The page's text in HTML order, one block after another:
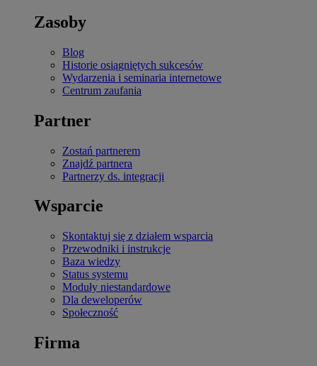
Zasoby
Blog
Historie osiągniętych sukcesów
Wydarzenia i seminaria internetowe
Centrum zaufania
Partner
Zostań partnerem
Znajdź partnera
Partnerzy ds. integracji
Wsparcie
Skontaktuj się z działem wsparcia
Przewodniki i instrukcje
Baza wiedzy
Status systemu
Moduły niestandardowe
Dla deweloperów
Społeczność
Firma